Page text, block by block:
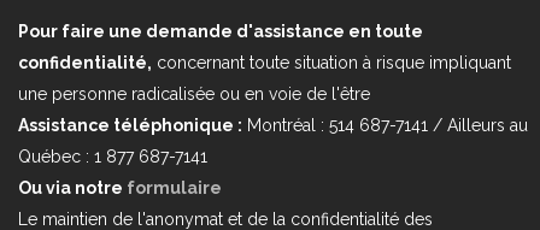
Pour faire une demande d'assistance en toute
confidentialité, concernant toute situation à risque impliquant
une personne radicalisée ou en voie de l'être
Assistance téléphonique : Montréal : 514 687-7141 / Ailleurs au
Québec : 1 877 687-7141
Ou via notre formulaire
Le maintien de l'anonymat et de la confidentialité des